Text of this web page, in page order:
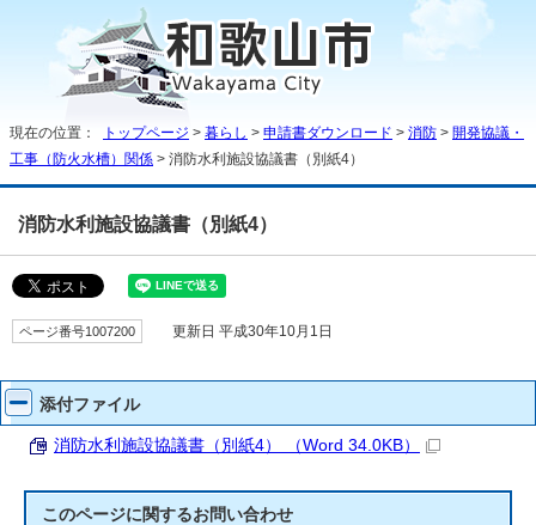
現在の位置： トップページ > 暮らし > 申請書ダウンロード > 消防 > 開発協議・
工事（防火水槽）関係 > 消防水利施設協議書（別紙4）
消防水利施設協議書（別紙4）
ページ番号1007200 更新日 平成30年10月1日
添付ファイル
消防水利施設協議書（別紙4） （Word 34.0KB）
このページに関するお問い合わせ